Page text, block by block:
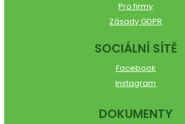
Pro firmy
Zásady GDPR
SOCIÁLNÍ SÍTĚ
Facebook
Instagram
DOKUMENTY